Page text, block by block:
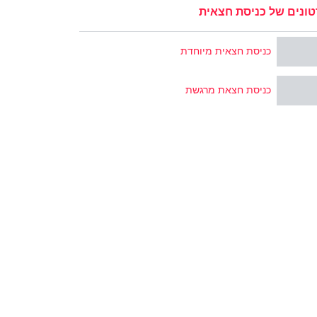
של כניסת חצאית
כניסת חצאית מיוחדת
כניסת חצאת מרגשת